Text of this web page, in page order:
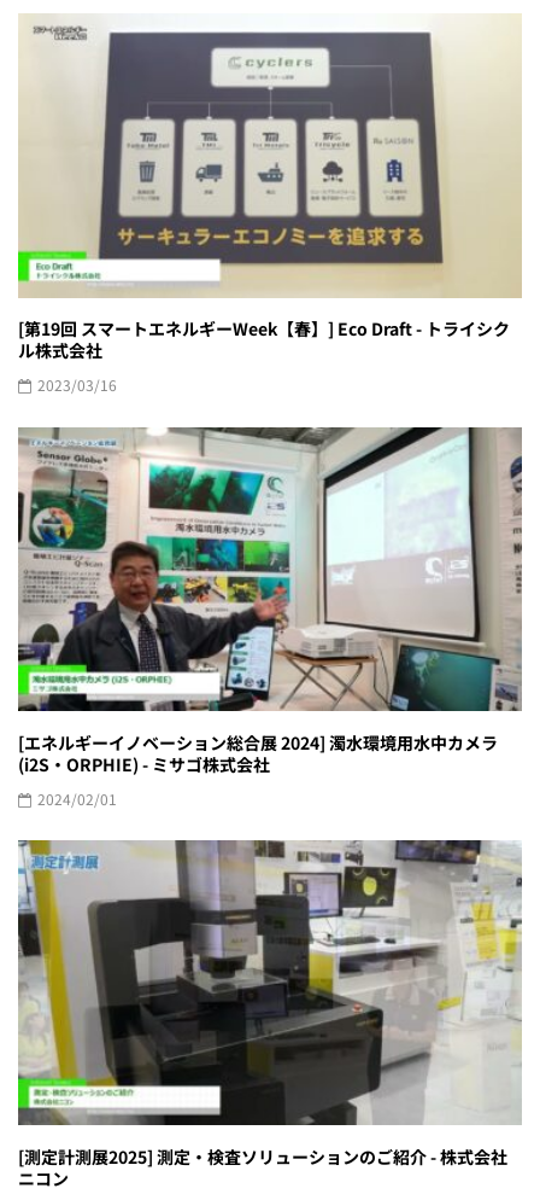
[第19回 スマートエネルギーWeek【春】] Eco Draft - トライシク
ル株式会社
2023/03/16
[エネルギーイノベーション総合展 2024] 濁水環境用水中カメラ
(i2S・ORPHIE) - ミサゴ株式会社
2024/02/01
[測定計測展2025] 測定・検査ソリューションのご紹介 - 株式会社
ニコン